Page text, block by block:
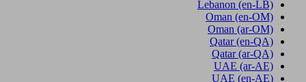
Lebanon (en-LB)
Oman (en-OM)
Oman (ar-OM)
Qatar (en-QA)
Qatar (ar-QA)
UAE (ar-AE)
UAE (en-AE)